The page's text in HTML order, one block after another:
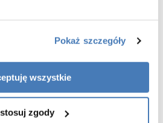
Pokaż szczegóły
wszystkie
zgody